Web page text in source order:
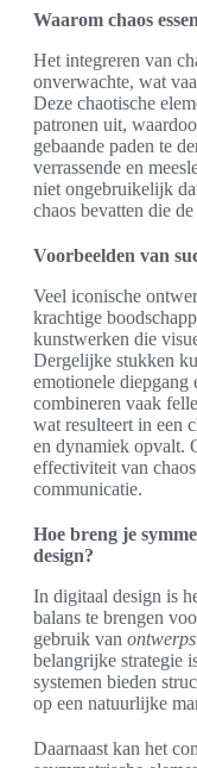
Waarom chaos
Het integreren van
onverwachte, wat
Deze chaotische
patronen uit,
gebaande paden te
verrassende en
niet ongebruikelijk
chaos bevatten die
Voorbeelden van
Veel iconische
krachtige
kunstwerken die
Dergelijke stukken
emotionele diepgang
combineren vaak
wat resulteert in een
en dynamiek opvalt.
effectiviteit van
communicatie.
Hoe breng je
design?
In digitaal design is
balans te brengen
gebruik van
belangrijke strategie
systemen bieden
op een natuurlijke
Daarnaast kan het